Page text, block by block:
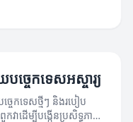
ច្ចេកទេសអស្ចារ្យ
ចេកទេសថ្មីៗ និងរបៀប
វាដើម្បីបង្កើនប្រសិទ្ធភាព